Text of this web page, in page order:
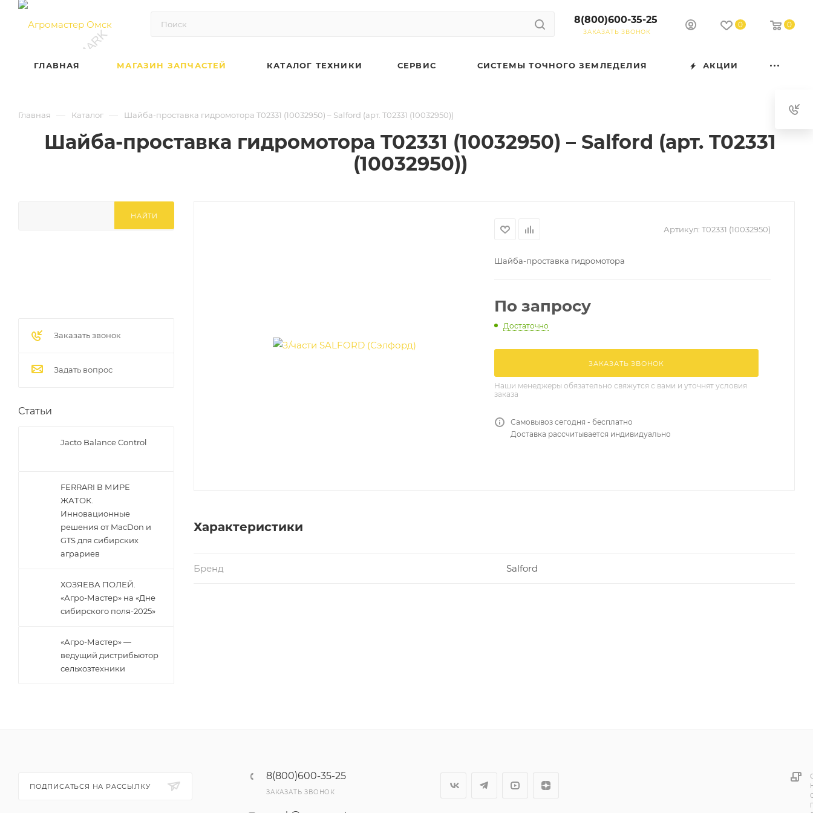
8(800)600-35-25
ЗАКАЗАТЬ ЗВОНОК
0 0
ГЛАВНАЯ МАГАЗИН ЗАПЧАСТЕЙ КАТАЛОГ ТЕХНИКИ СЕРВИС СИСТЕМЫ ТОЧНОГО ЗЕМЛЕДЕЛИЯ АКЦИИ
Главная — Каталог — Шайба-проставка гидромотора T02331 (10032950) – Salford (арт. T02331 (10032950))
Шайба-проставка гидромотора T02331 (10032950) – Salford (арт. T02331
(10032950))
Артикул: T02331 (10032950)
Шайба-проставка гидромотора
По запросу
Достаточно
ЗАКАЗАТЬ ЗВОНОК
Наши менеджеры обязательно свяжутся с вами и уточнят условия
заказа
Самовывоз сегодня - бесплатно
Доставка рассчитывается индивидуально
Характеристики
Бренд Salford
НАЙТИ
Заказать звонок
Задать вопрос
Статьи
Jacto Balance Control
FERRARI В МИРЕ
ЖАТОК.
Инновационные
решения от MacDon и
GTS для сибирских
аграриев
ХОЗЯЕВА ПОЛЕЙ.
«Агро-Мастер» на «Дне
сибирского поля-2025»
«Агро-Мастер» —
ведущий дистрибьютор
сельхозтехники
ПОДПИСАТЬСЯ НА РАССЫЛКУ
8(800)600-35-25
ЗАКАЗАТЬ ЗВОНОК